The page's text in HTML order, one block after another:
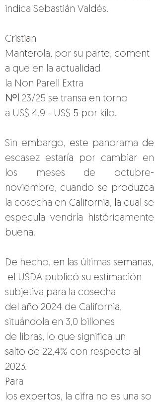
indica Sebastián Valdés.
Cristian
Manterola, por su parte, coment
a que en la actualidad
la Non Pareil Extra
Nºl 23/25 se transa en torno
a US$ 4.9 - US$ 5 por kilo.
Sin embargo, este panorama de
escasez estaría por cambiar
los meses de octubre-
noviembre, cuando
la cosecha en California, la cual se
especula vendría hi
buena.
De hecho, en las últimas semanas,
el USDA publicó su estimación
subjetiva para la cosecha
del año 2024 de California,
situándola en 3,0 billones
de libras, lo que significa un
salto de 22,4% con respecto al
2023.
Para
los expertos, la cifra no es una so